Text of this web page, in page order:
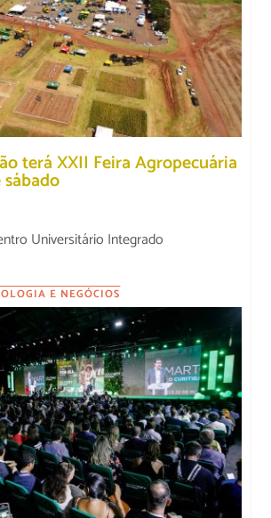
terá XXII Feira Agropecuária
Universitário Integrado
E NEGÓCIOS